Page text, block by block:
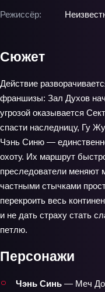
Режиссёр:
Сюжет
Действие
франшизы: Зал Духов
угрозой оказывается
спасти наследницу, Гу
Чэнь Синю —
охоту. Их маршрут
преследователи меняют
частными стычками
перекроить весь
и не дать страху стать
петлю.
Персонажи
Чэнь Синь — Меч